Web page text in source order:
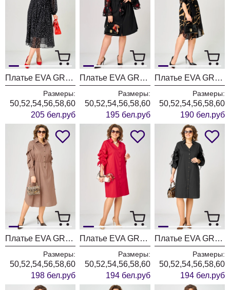
Платье EVA GRANT 7177С горох
Размеры:
50,52,54,56,58,60
205 бел.руб
Платье EVA GRANT 7229 черный+принт
Размеры:
50,52,54,56,58,60
195 бел.руб
Платье EVA GRANT 7046 принт ленты
Размеры:
50,52,54,56,58,60
190 бел.руб
Платье EVA GRANT 7223 мокко
Размеры:
50,52,54,56,58,60
198 бел.руб
Платье EVA GRANT 7102 красный
Размеры:
50,52,54,56,58,60
194 бел.руб
Платье EVA GRANT 7102 черный
Размеры:
50,52,54,56,58,60
194 бел.руб